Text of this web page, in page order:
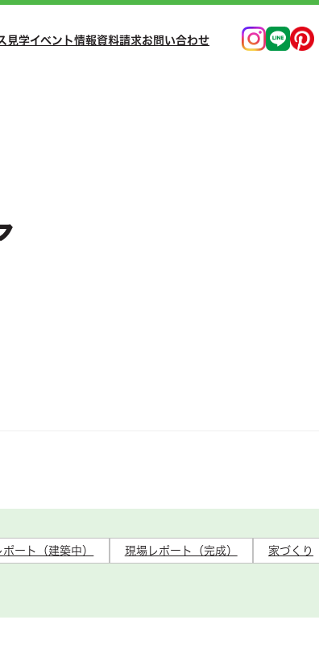
見学イベント情報資料請求お問い合わせ
ート（建築中） 現場レポート（完成） 家づくり